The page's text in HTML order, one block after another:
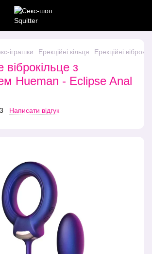
іграшки Ерекційні кільця Ерекційні
віброкільце з
Hueman - Eclipse Anal
Написати відгук